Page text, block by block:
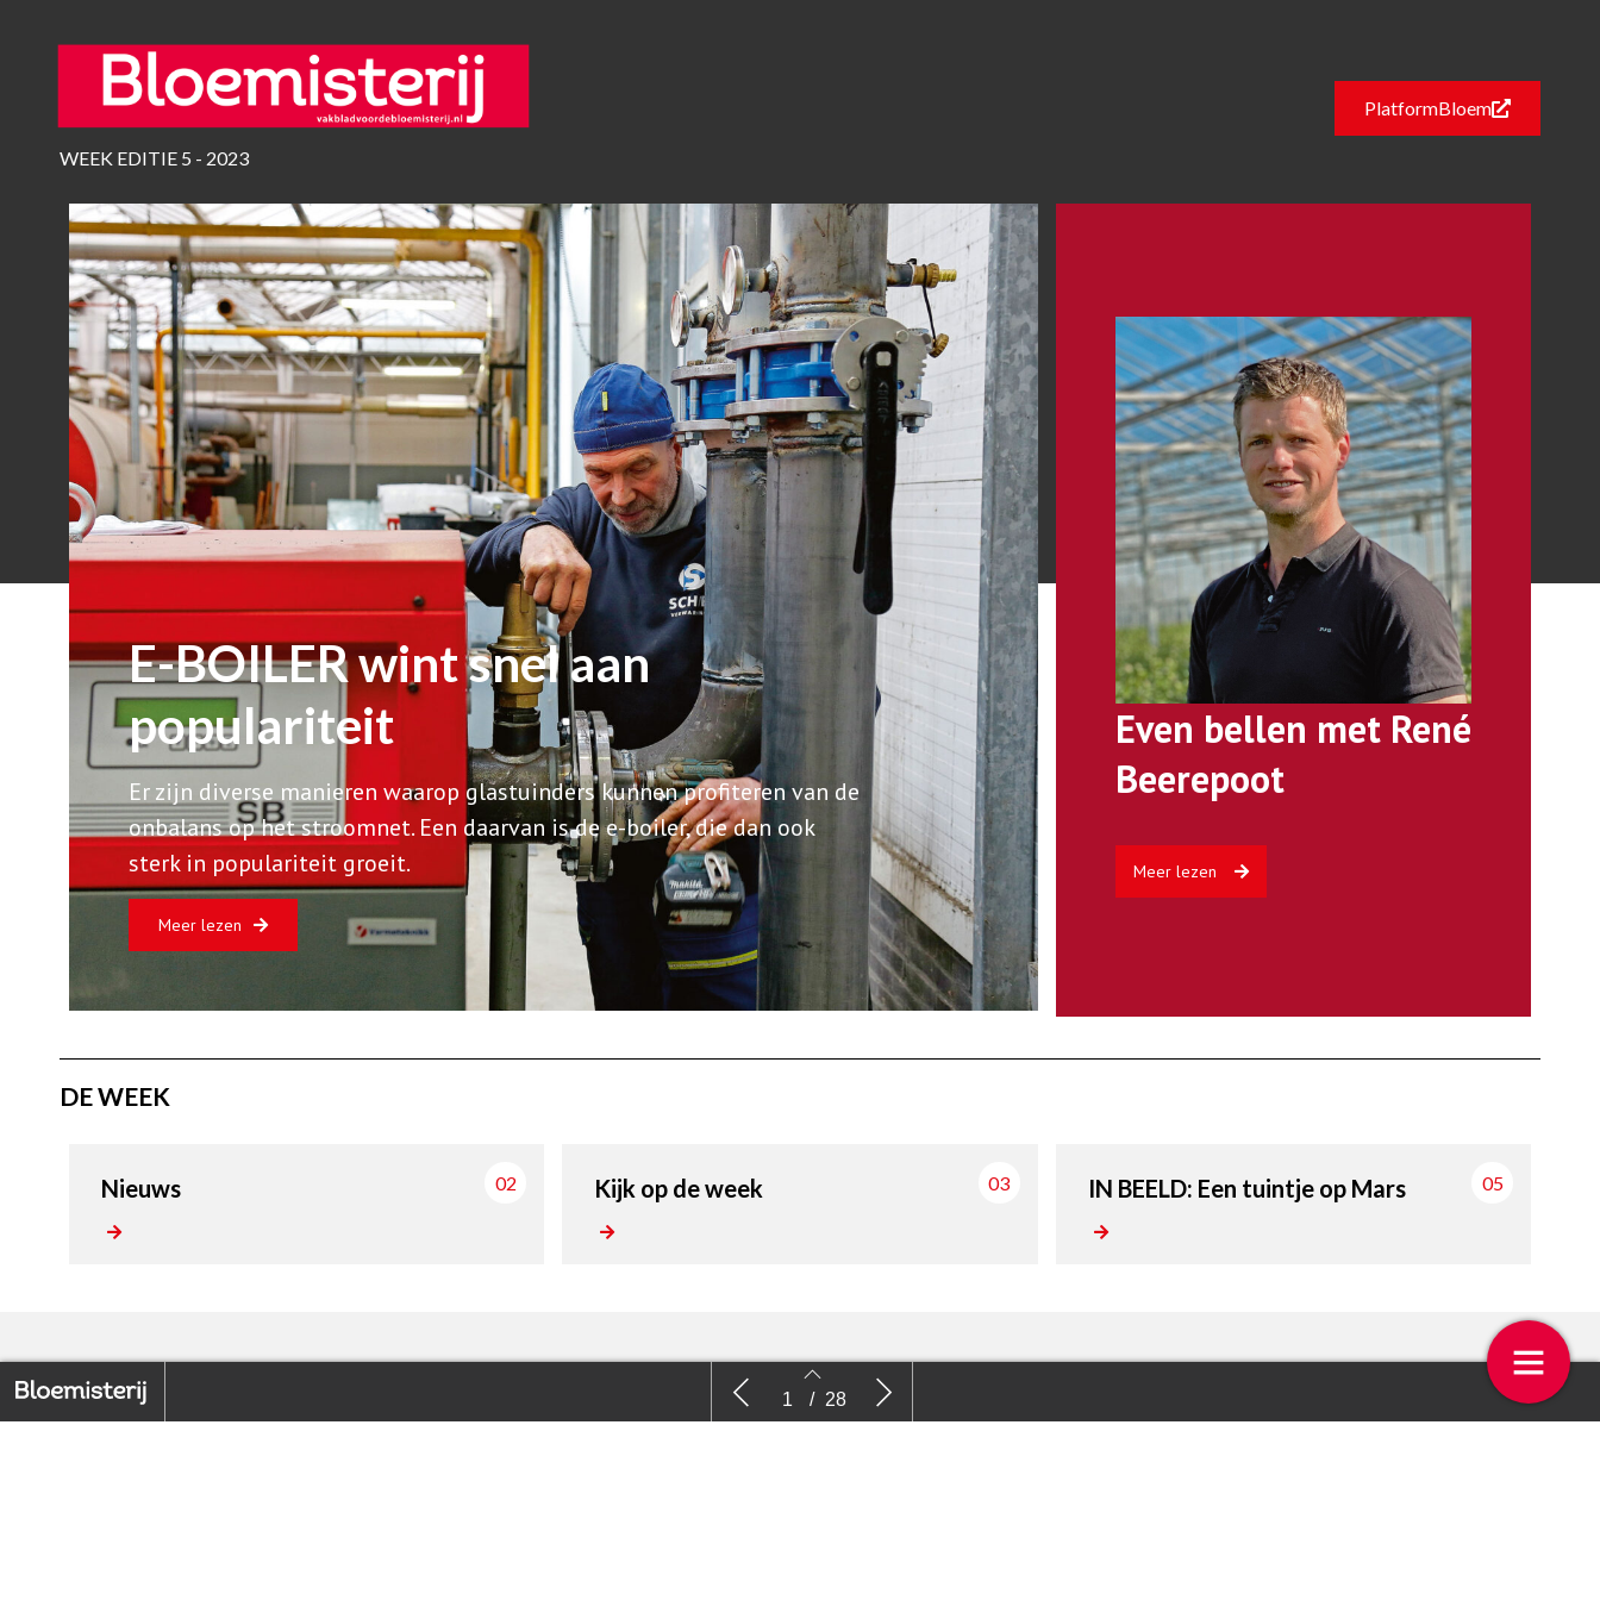
Back to index
Nieuws Even bellen met René
1 / 28
WEEK EDITIE 5 - 2023
PlatformBloem
E-BOILER wint snel aan
populariteit
Er zijn diverse manieren waarop glastuinders kunnen profiteren van de
onbalans op het stroomnet. Een daarvan is de e-boiler, die dan ook
sterk in populariteit groeit.
Meer lezen
Even bellen met René
Beerepoot
Meer lezen
DE WEEK
Nieuws 02 Kijk op de week 03 IN BEELD: Een tuintje op Mars 05
FOCUS